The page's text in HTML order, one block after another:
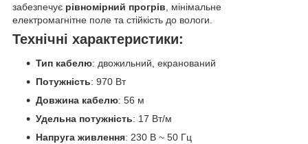
забезпечує рівномірний прогрів , мінімальне
електромагнітне поле та стійкість до вологи.
Технічні характеристики:
Тип кабелю: двожильний, екранований
Потужність: 970 Вт
Довжина кабелю: 56 м
Удельна потужність: 17 Вт/м
Напруга живлення: 230 В ~ 50 Гц